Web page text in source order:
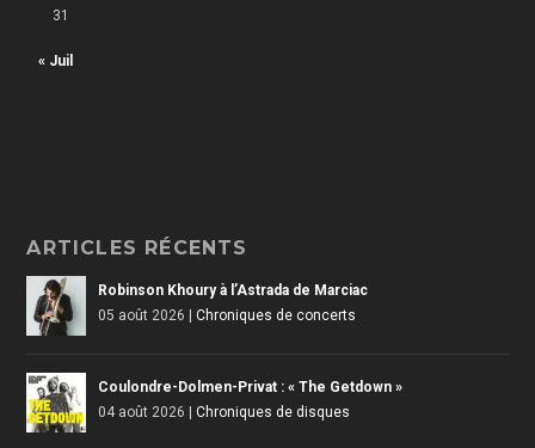
« Juil
31
ARTICLES RÉCENTS
Robinson Khoury à l’Astrada de Marciac
05 août 2026 |Chroniques de concerts
Coulondre-Dolmen-Privat : « The Getdown »
04 août 2026 |Chroniques de disques